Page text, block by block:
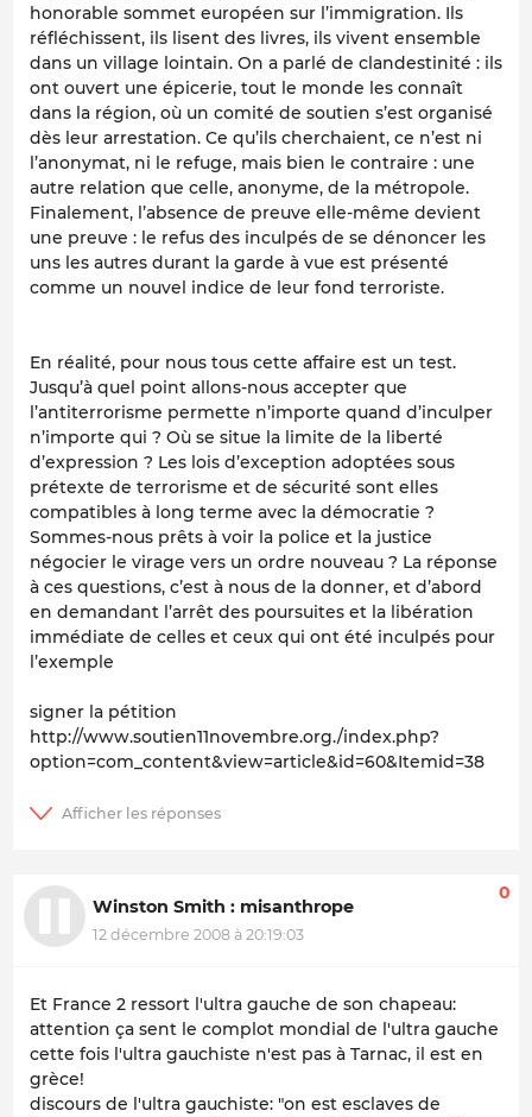
honorable sommet européen sur l’immigration. Ils
réfléchissent, ils lisent des livres, ils vivent ensemble
dans un village lointain. On a parlé de clandestinité : ils
ont ouvert une épicerie, tout le monde les connaît
dans la région, où un comité de soutien s’est organisé
dès leur arrestation. Ce qu’ils cherchaient, ce n’est ni
l’anonymat, ni le refuge, mais bien le contraire : une
autre relation que celle, anonyme, de la métropole.
Finalement, l’absence de preuve elle-même devient
une preuve : le refus des inculpés de se dénoncer les
uns les autres durant la garde à vue est présenté
comme un nouvel indice de leur fond terroriste.
En réalité, pour nous tous cette affaire est un test.
Jusqu’à quel point allons-nous accepter que
l’antiterrorisme permette n’importe quand d’inculper
n’importe qui ? Où se situe la limite de la liberté
d’expression ? Les lois d’exception adoptées sous
prétexte de terrorisme et de sécurité sont elles
compatibles à long terme avec la démocratie ?
Sommes-nous prêts à voir la police et la justice
négocier le virage vers un ordre nouveau ? La réponse
à ces questions, c’est à nous de la donner, et d’abord
en demandant l’arrêt des poursuites et la libération
immédiate de celles et ceux qui ont été inculpés pour
l’exemple
signer la pétition
http://www.soutien11novembre.org./index.php?
option=com_content&view=article&id=60&Itemid=38
Winston Smith : misanthrope
12 décembre 2008 à 20:19:03
0
Et France 2 ressort l'ultra gauche de son chapeau:
attention ça sent le complot mondial de l'ultra gauche
cette fois l'ultra gauchiste n'est pas à Tarnac, il est en
grèce!
discours de l'ultra gauchiste: "on est esclaves de